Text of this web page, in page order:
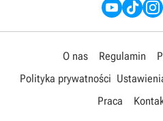
O nas Regulamin
Polityka prywatności
Praca